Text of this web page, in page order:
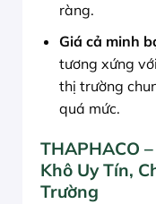
ràng.
Giá cả minh
tương xứng
thị trường
quá mức.
THAPHACO
Khô Uy Tín,
Trường